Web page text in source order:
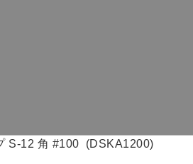
S-12 角 #100 (DSKA1200)